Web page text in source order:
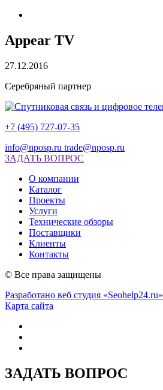
Appear TV
27.12.2016
Серебряный партнер
+7 (495) 727-07-35
info@nposp.ru trade@nposp.ru
ЗАДАТЬ ВОПРОС
О компании
Каталог
Проекты
Услуги
Технические обзоры
Поставщики
Клиенты
Контакты
© Все права защищены
Разработано веб студия «Seohelp24.ru»
Карта сайта
ЗАДАТЬ ВОПРОС